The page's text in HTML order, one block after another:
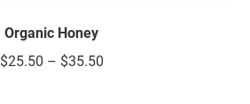
Organic Honey
$25.50 – $35.50